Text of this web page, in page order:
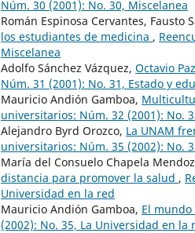
Núm. 30 (2001): No. 30, Miscelanea
Román Espinosa Cervantes, Fausto
los estudiantes de medicina ,
Miscelanea
Adolfo Sánchez Vázquez, Octavio
Núm. 31 (2001): No. 31, Estado y
Mauricio Andión Gamboa,
universitarios: Núm. 32 (2001): No.
Alejandro Byrd Orozco, La UNAM
universitarios: Núm. 35 (2002): No.
María del Consuelo Chapela
distancia para promover la salud ,
Universidad en la red
Mauricio Andión Gamboa, El
(2002): No. 35, La Universidad en la